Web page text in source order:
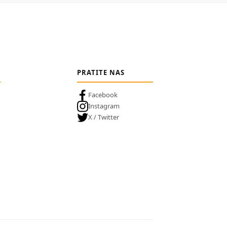
PRATITE NAS
Facebook
Instagram
X / Twitter